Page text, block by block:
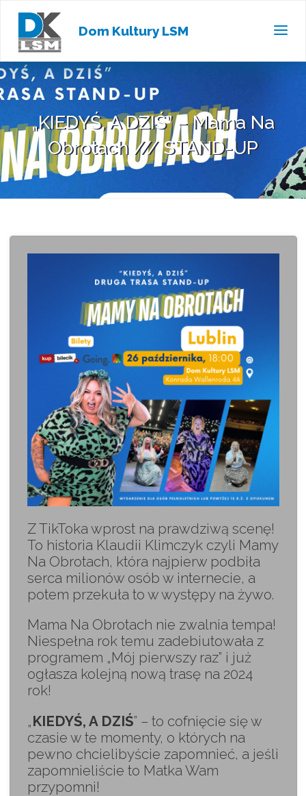
Dom Kultury LSM
„KIEDYŚ, A DZIŚ” – Mama Na
Obrotach /// STAND-UP
Z TikToka wprost na prawdziwą scenę!
To historia Klaudii Klimczyk czyli Mamy
Na Obrotach, która najpierw podbiła
serca milionów osób w internecie, a
potem przekuła to w występy na żywo.
Mama Na Obrotach nie zwalnia tempa!
Niespełna rok temu zadebiutowała z
programem „Mój pierwszy raz” i już
ogłasza kolejną nową trasę na 2024
rok!
„KIEDYŚ, A DZIŚ” – to cofnięcie się w
czasie w te momenty, o których na
pewno chcielibyście zapomnieć, a jeśli
zapomnieliście to Matka Wam
przypomni!